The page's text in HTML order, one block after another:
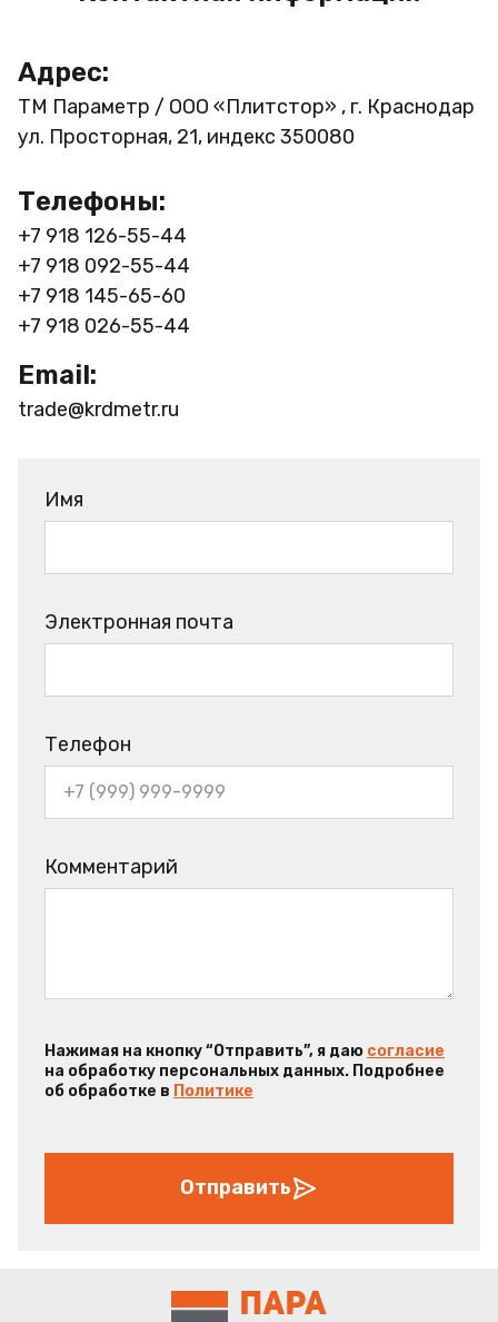
Адрес:
ТМ Параметр / ООО «Плитстор» , г. Краснодар
ул. Просторная, 21, индекс 350080
Телефоны:
+7 918 126-55-44
+7 918 092-55-44
+7 918 145-65-60
+7 918 026-55-44
Email:
trade@krdmetr.ru
Имя
Электронная почта
Телефон
Комментарий
Нажимая на кнопку “Отправить”, я даю согласие
на обработку персональных данных. Подробнее
об обработке в Политике
Отправить